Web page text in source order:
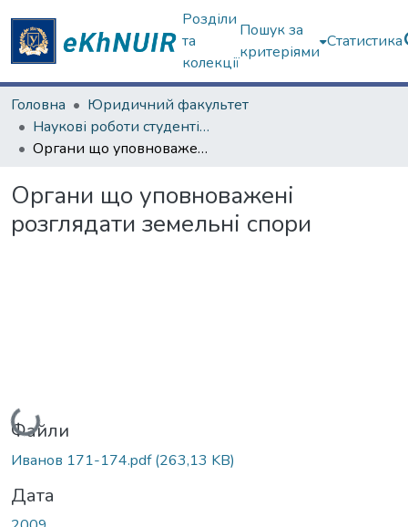
Розділи
та
колекції
Пошук за
критеріями
Статистика
Головна
Юридичний факультет
Наукові роботи студентів та аспірантів. Юридичний факультет
Органи що уповноважені розглядати земельні спори
Органи що уповноважені
розглядати земельні спори
Вантажиться...
Файли
Иванов 171-174.pdf(263,13 KB)
Дата